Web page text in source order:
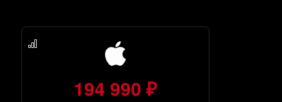
194 990 ₽